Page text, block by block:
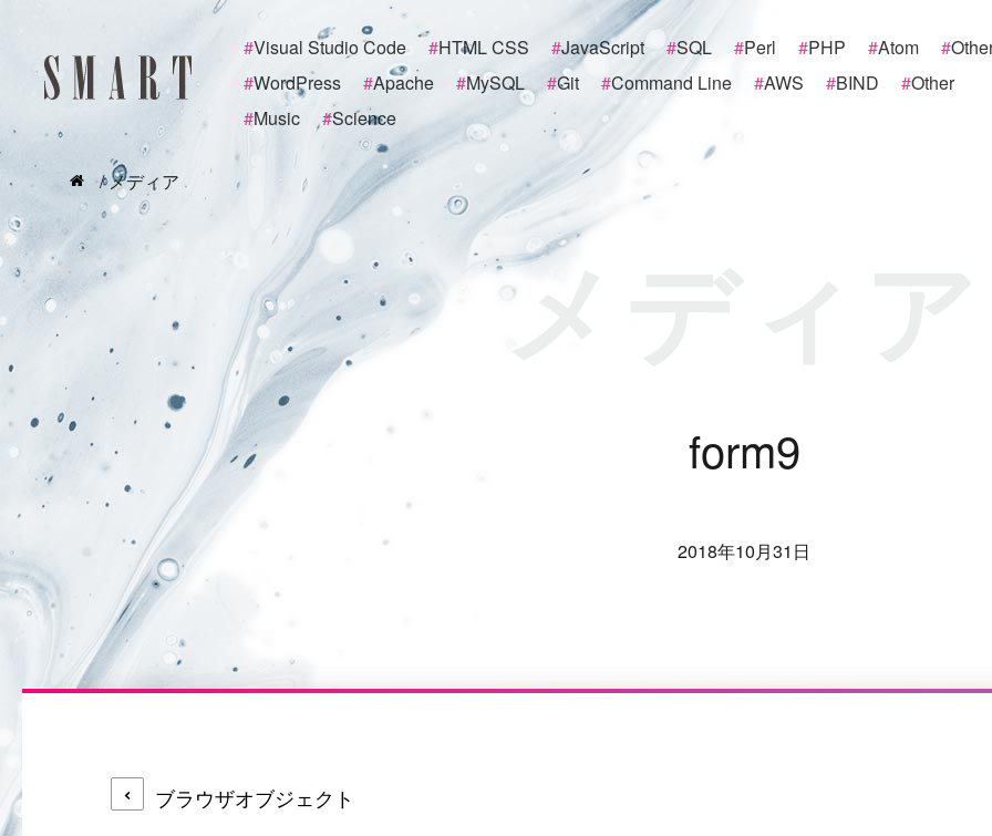
#Visual Studio Code #HTML CSS #JavaScript #SQL #Perl #PHP #Atom #
#WordPress #Apache #MySQL #Git #Command Line #AWS #BIND #Other
#Music #Science
/ メディア
メディア
form9
2018年10月31日
ブラウザオブジェクト